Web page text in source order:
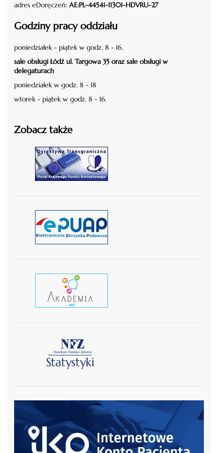
adres eDoręczeń: AE:PL-44541-11301-HDVRU-27
Godziny pracy oddziału
poniedziałek - piątek w godz. 8 - 16.
sale obsługi Łódź ul. Targowa 35 oraz sale obsługi w
delegaturach
poniedziałek w godz. 8 - 18
wtorek - piątek w godz. 8 - 16.
Zobacz także
czytaj więcej
czytaj więcej
czytaj więcej